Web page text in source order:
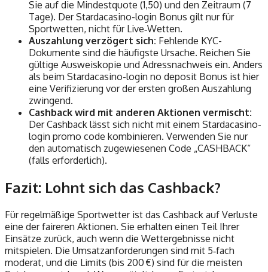
Sie auf die Mindestquote (1,50) und den Zeitraum (7
Tage). Der Stardacasino-login Bonus gilt nur für
Sportwetten, nicht für Live‑Wetten.
Auszahlung verzögert sich: Fehlende KYC-
Dokumente sind die häufigste Ursache. Reichen Sie
gültige Ausweiskopie und Adressnachweis ein. Anders
als beim Stardacasino-login no deposit Bonus ist hier
eine Verifizierung vor der ersten großen Auszahlung
zwingend.
Cashback wird mit anderen Aktionen vermischt:
Der Cashback lässt sich nicht mit einem Stardacasino-
login promo code kombinieren. Verwenden Sie nur
den automatisch zugewiesenen Code „CASHBACK“
(falls erforderlich).
Fazit: Lohnt sich das Cashback?
Für regelmäßige Sportwetter ist das Cashback auf Verluste
eine der faireren Aktionen. Sie erhalten einen Teil Ihrer
Einsätze zurück, auch wenn die Wettergebnisse nicht
mitspielen. Die Umsatzanforderungen sind mit 5‑fach
moderat, und die Limits (bis 200 €) sind für die meisten